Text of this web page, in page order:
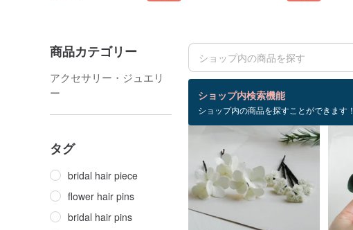
商品カテゴリー
アクセサリー・ジュエリ
ー
タグ
bridal hair piece
flower hair pins
bridal hair pins
ショップ内検索機能
ショップ内の商品を探すことができます！
検索結果：104 件